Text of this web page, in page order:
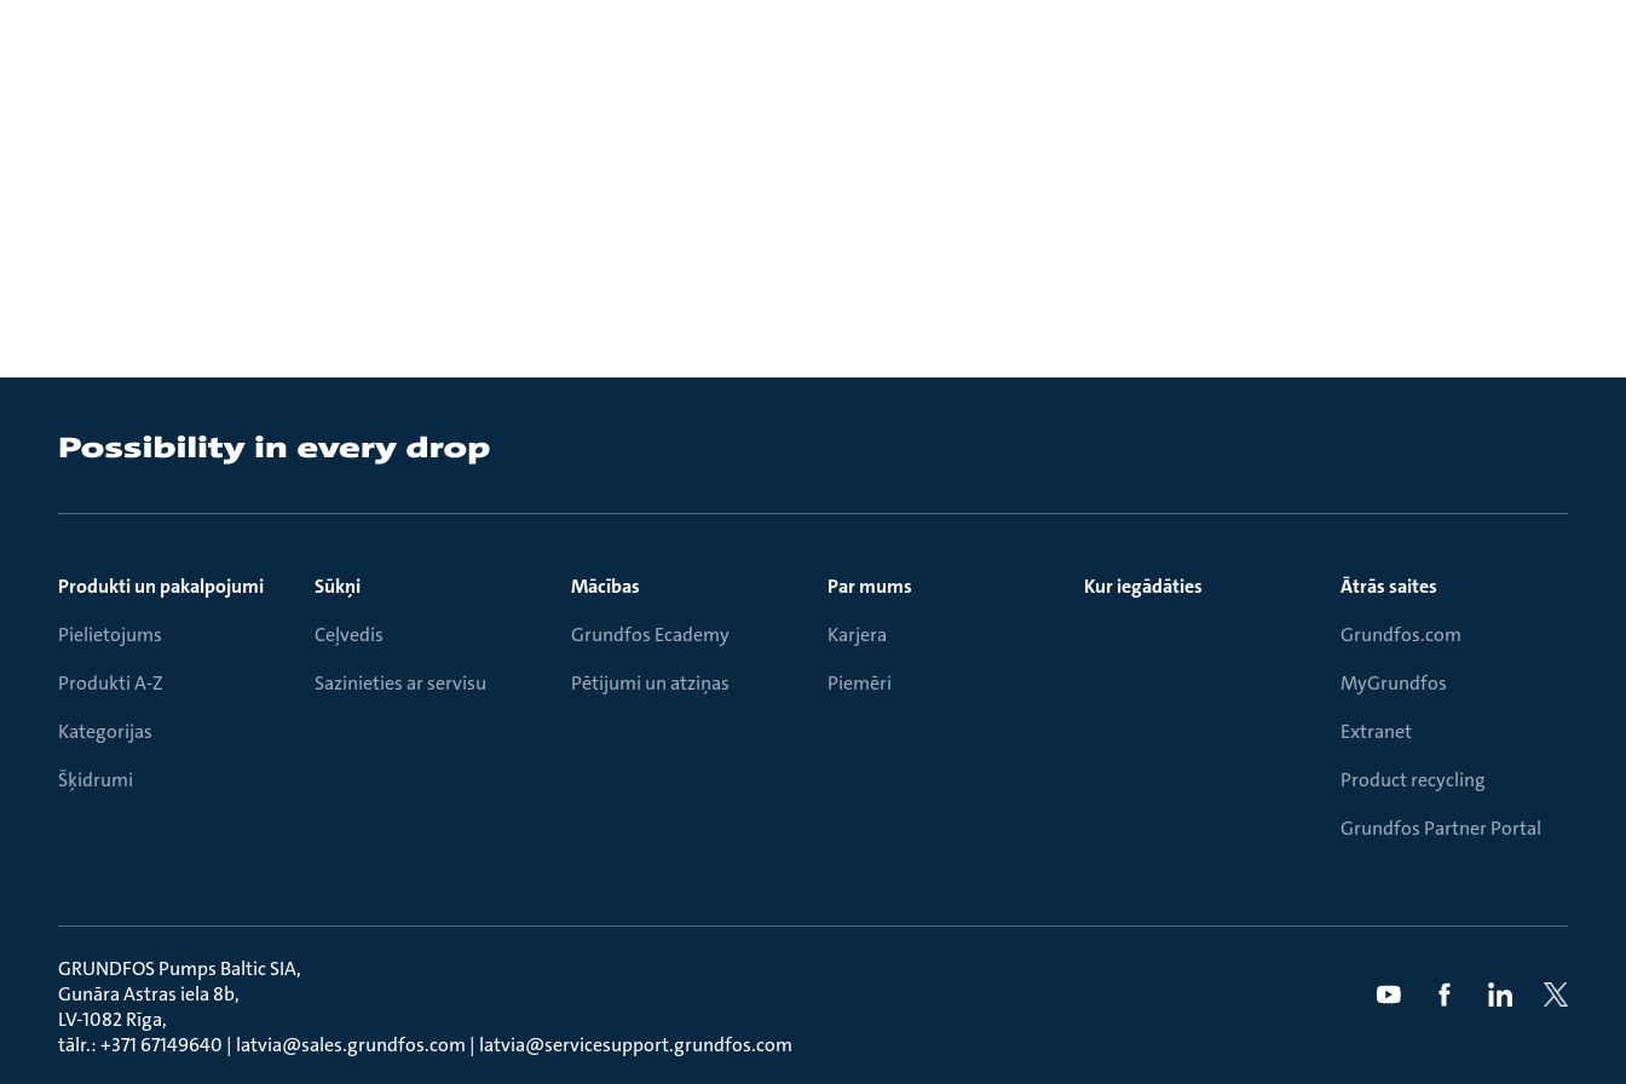
Produkti un pakalpojumi
Pielietojums
Produkti A-Z
Kategorijas
Šķidrumi
Sūkņi
Ceļvedis
Sazinieties ar servisu
Mācības
Grundfos Ecademy
Pētijumi un atziņas
Par mums
Karjera
Piemēri
Kur iegādāties
Ātrās saites
Grundfos.com
MyGrundfos
Extranet
Product recycling
Grundfos Partner Portal
GRUNDFOS Pumps Baltic SIA
Gunāra Astras iela 8b
LV-1082 Rīga
tālr.: +371 67149640 | latvia@sales.grundfos.com | latvia@servicesupport.grundfos.com